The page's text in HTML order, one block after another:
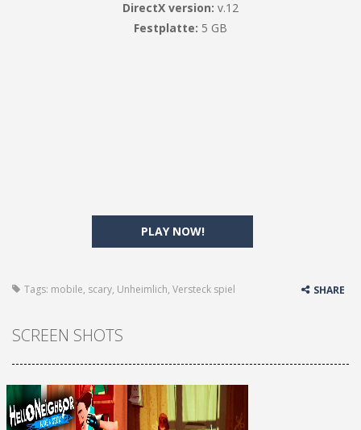
PLAY NOW!
DirectX version: v.12
Festplatte: 5 GB
Tags: mobile, scary, Unheimlich, Versteck spiel SHARE
SCREEN SHOTS